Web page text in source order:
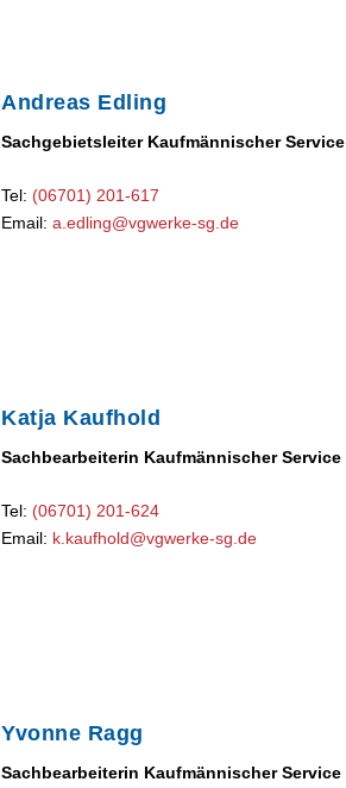
Andreas Edling
Sachgebietsleiter Kaufmännischer Service
Tel: (06701) 201-617
Email:a.edling@vgwerke-sg.de
Katja Kaufhold
Sachbearbeiterin Kaufmännischer Service
Tel: (06701) 201-624
Email: k.kaufhold@vgwerke-sg.de
Yvonne Ragg
Sachbearbeiterin Kaufmännischer Service